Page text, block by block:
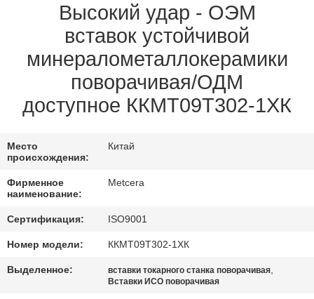
НОВОСТИ
ЗАПРОСИТЕ
ЦИТАТУ
КАРТА
ПОЛИТИКА
КОНФИДЕНЦИАЛЬНОСТИ
Высокий удар - ОЭМ
вставок устойчивой
минералометаллокерамики
поворачивая/ОДМ
доступное ККМТ09Т302-1ХК
Место
происхождения:
Китай
Фирменное
наименование:
Metcera
Сертификация: ISO9001
Номер модели: ККМТ09Т302-1ХК
Выделенное: вставки токарного станка поворачивая,
Вставки ИСО поворачивая